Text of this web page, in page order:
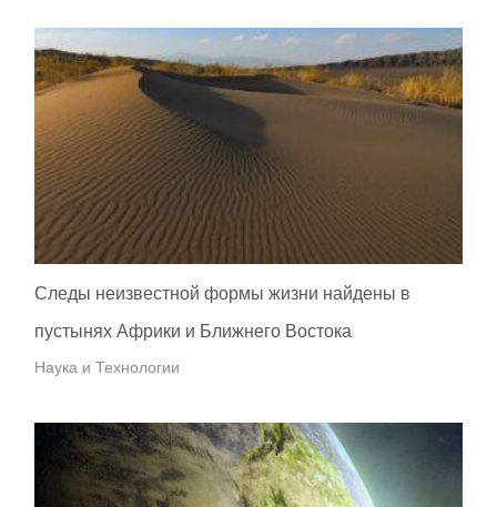
Следы неизвестной формы жизни найдены в
пустынях Африки и Ближнего Востока
Наука и Технологии